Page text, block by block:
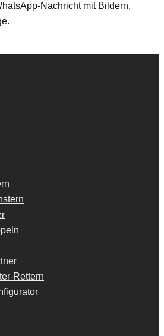
Nachricht mit Bildern,
Rettern